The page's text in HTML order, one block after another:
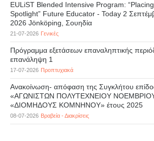
EULiST Blended Intensive Program:
Spotlight” Future Educator - Today 2
2026 Jönköping, Σουηδία
21-07-2026 Γενικές
Πρόγραμμα εξετάσεων επαναληπτικής
επανάληψη 1
17-07-2026 Προπτυχιακά
Ανακοίνωση- απόφαση της Συγκλήτου
«ΑΓΩΝΙΣΤΩΝ ΠΟΛΥΤΕΧΝΕΙΟΥ ΝΟΕΜΒΡΙΟΥ
«ΔΙΟΜΗΔΟΥΣ ΚΟΜΝΗΝΟΥ» έτους 2025
08-07-2026 Βραβεία - Διακρίσεις